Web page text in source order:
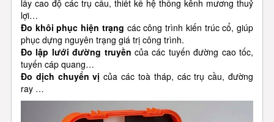
lấy cao độ các trụ cầu, thiết kế hệ thống kênh mương thuỷ
lợi…
Đo khôi phục hiện trạng các công trình kiến trúc cổ, giúp
phục dựng nguyên trạng giá trị công trình.
Đo lập lưới đường truyền của các tuyến đường cao tốc,
tuyến cáp quang…
Đo dịch chuyển vị của các toà tháp, các trụ cầu, đường
ray …